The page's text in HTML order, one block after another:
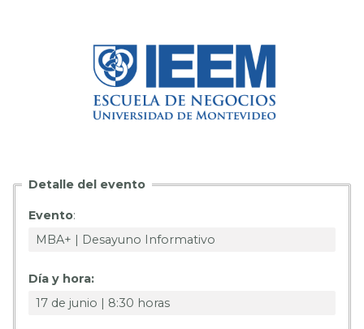
Detalle del evento
Evento:
Día y hora: